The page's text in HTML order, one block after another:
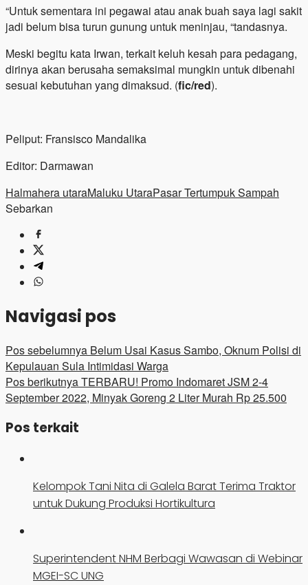
“Untuk sementara ini pegawai atau anak buah saya lagi sakit
jadi belum bisa turun gunung untuk meninjau, “tandasnya.
Meski begitu kata Irwan, terkait keluh kesah para pedagang,
dirinya akan berusaha semaksimal mungkin untuk dibenahi
sesuai kebutuhan yang dimaksud. (fic/red).
Peliput: Fransisco Mandalika
Editor: Darmawan
Halmahera utaraMaluku UtaraPasar Tertumpuk Sampah
Sebarkan
Navigasi pos
Pos sebelumnya Belum Usai Kasus Sambo, Oknum Polisi di
Kepulauan Sula Intimidasi Warga
Pos berikutnyaTERBARU! Promo Indomaret JSM 2-4
September 2022, Minyak Goreng 2 Liter Murah Rp 25.500
Pos terkait
Kelompok Tani Nita di Galela Barat Terima Traktor
untuk Dukung Produksi Hortikultura
Superintendent NHM Berbagi Wawasan di Webinar
MGEI-SC UNG